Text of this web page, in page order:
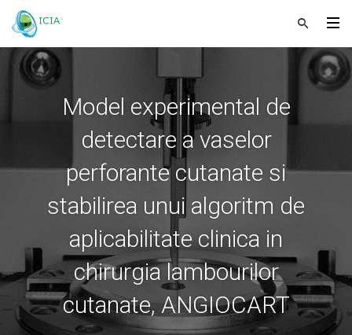
Model experimental de
detectare a vaselor
perforante cutanate si
stabilirea unui algoritm de
aplicabilitate clinica in
chirurgia lambourilor
cutanate, ANGIOCART